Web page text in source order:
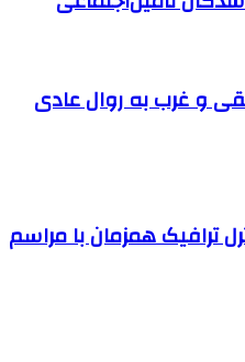
و غرب به روال عادی
ترافیک همزمان با مراسم